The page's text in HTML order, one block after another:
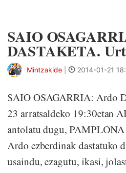
SAIO
DASTAKETA.
Mintzakide 2014-01-21
SAIO OSAGARRIA: Ardo
23 arratsaldeko 19:30etan
antolatu dugu,
Ardo ezberdinak dastatuko
usaindu, ezagutu, ikasi,